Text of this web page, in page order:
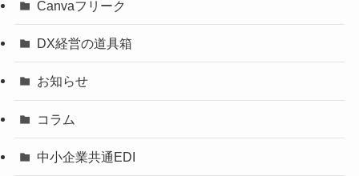
Canvaフリーク
DX経営の道具箱
お知らせ
コラム
中小企業共通EDI